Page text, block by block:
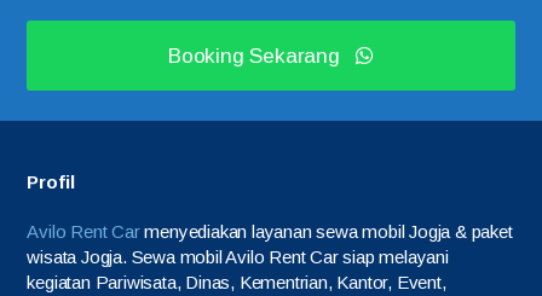
Booking Sekarang
Profil
Avilo Rent Carmenyediakan layanan sewa mobil Jogja & paket
wisata Jogja. Sewa mobil Avilo Rent Car siap melayani
kegiatan Pariwisata, Dinas, Kementrian, Kantor, Event,